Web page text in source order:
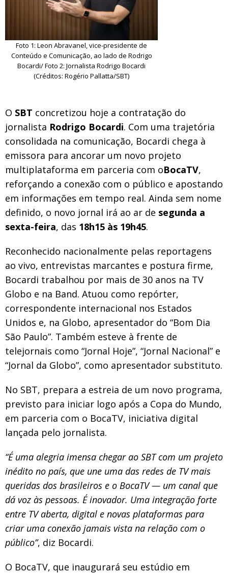
Foto 1: Leon Abravanel, vice-presidente de
Conteúdo e Comunicação, ao lado de Rodrigo
Bocardi/ Foto 2: Jornalista Rodrigo Bocardi
(Créditos: Rogério Pallatta/SBT)
O SBT concretizou hoje a contratação do
jornalista Rodrigo Bocardi. Com uma trajetória
consolidada na comunicação, Bocardi chega à
emissora para ancorar um novo projeto
multiplataforma em parceria com oBocaTV,
reforçando a conexão com o público e apostando
em informações em tempo real. Ainda sem nome
definido, o novo jornal irá ao ar de segunda a
sexta-feira, das 18h15 às 19h45.
Reconhecido nacionalmente pelas reportagens
ao vivo, entrevistas marcantes e postura firme,
Bocardi trabalhou por mais de 30 anos na TV
Globo e na Band. Atuou como repórter,
correspondente internacional nos Estados
Unidos e, na Globo, apresentador do “Bom Dia
São Paulo”. Também esteve à frente de
telejornais como “Jornal Hoje”, “Jornal Nacional” e
“Jornal da Globo”, como apresentador substituto.
No SBT, prepara a estreia de um novo programa,
previsto para iniciar logo após a Copa do Mundo,
em parceria com o BocaTV, iniciativa digital
lançada pelo jornalista.
“É uma alegria imensa chegar ao SBT com um projeto
inédito no país, que une uma das redes de TV mais
queridas dos brasileiros e o BocaTV — um canal que
dá voz às pessoas. É inovador. Uma integração forte
entre TV aberta, digital e novas plataformas para
criar uma conexão jamais vista na relação com o
público”, diz Bocardi.
O BocaTV, que inaugurará seu estúdio em